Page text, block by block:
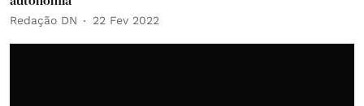
Redação DN 22 Fev 2022